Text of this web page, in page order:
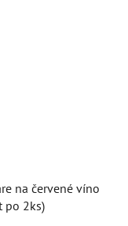
na červené víno
po 2ks)